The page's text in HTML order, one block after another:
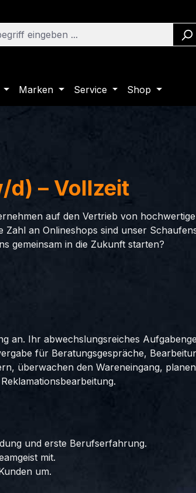
Marken Service Shop
d) – Vollzeit
auf den Vertrieb von
an Onlineshops sind unser
gemeinsam in die Zukunft starten?
an. Ihr abwechslungsreiches
für Beratungsgespräche,
überwachen den Wareneingang,
und erste Berufserfahrung.
mit.
um.